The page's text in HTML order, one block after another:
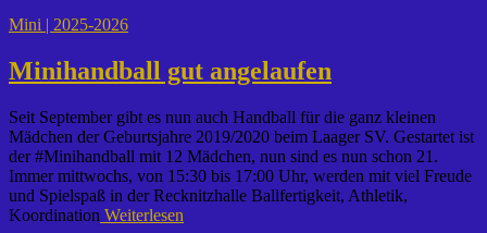
Mini | 2025-2026
Minihandball gut angelaufen
Seit September gibt es nun auch Handball für die ganz kleinen
Mädchen der Geburtsjahre 2019/2020 beim Laager SV. Gestartet ist
der #Minihandball mit 12 Mädchen, nun sind es nun schon 21.
Immer mittwochs, von 15:30 bis 17:00 Uhr, werden mit viel Freude
und Spielspaß in der Recknitzhalle Ballfertigkeit, Athletik,
Koordination Weiterlesen